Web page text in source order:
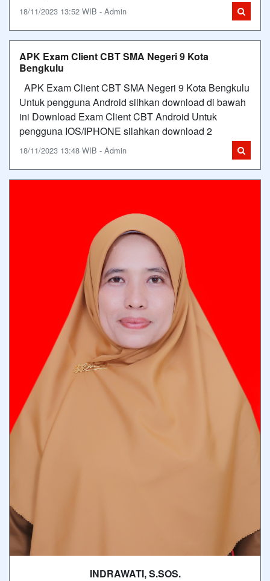
18/11/2023 13:52 WIB - Admin
APK Exam Client CBT SMA Negeri 9 Kota
Bengkulu
APK Exam Client CBT SMA Negeri 9 Kota Bengkulu
Untuk pengguna Android silhkan download di bawah
ini Download Exam Client CBT Android Untuk
pengguna IOS/IPHONE silahkan download 2
18/11/2023 13:48 WIB - Admin
INDRAWATI, S.SOS.